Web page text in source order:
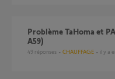
Problème TaHoma et PAC Alfea Duo (thermostat Navilink
A59)
49 réponses CHAUFFAGE il y a